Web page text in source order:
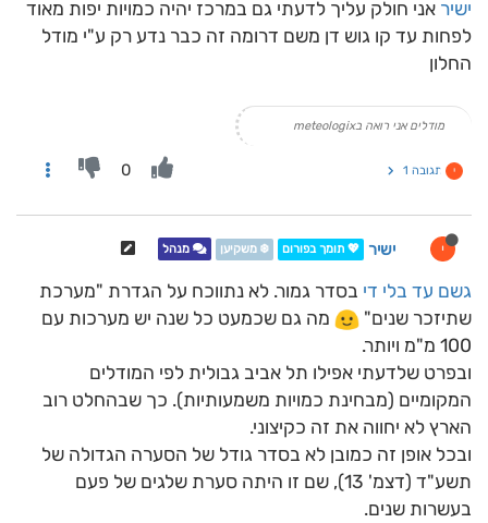
ישיר אני חולק עליך לדעתי גם במרכז יהיה כמויות יפות מאוד
לפחות עד קו גוש דן משם דרומה זה כבר נדע רק ע"י מודל
החלון
מודלים אני רואה בmeteologix
י תגובה 1 0
י ישיר 💖 תומך בפורום ❄️ משקיען מנהל
גשם עד בלי די בסדר גמור. לא נתווכח על הגדרת "מערכת
שתיזכר שנים"
מה גם שכמעט כל שנה יש מערכות עם
100 מ"מ ויותר.
ובפרט שלדעתי אפילו תל אביב גבולית לפי המודלים
המקומיים (מבחינת כמויות משמעותיות). כך שבהחלט רוב
הארץ לא יחווה את זה כקיצוני.
ובכל אופן זה כמובן לא בסדר גודל של הסערה הגדולה של
תשע"ד (דצמ' 13), שם זו היתה סערת שלגים של פעם
בעשרות שנים.